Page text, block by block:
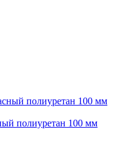
полиуретан 100 мм